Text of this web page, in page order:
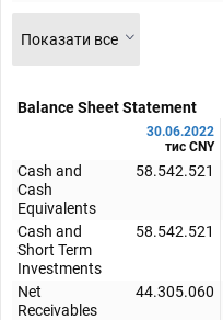
Показати все
Balance Sheet Statement
30.06.2022
тис CNY
Cash and
Cash
Equivalents
58.542.521
Cash and
Short Term
Investments
58.542.521
Net
Receivables
44.305.060